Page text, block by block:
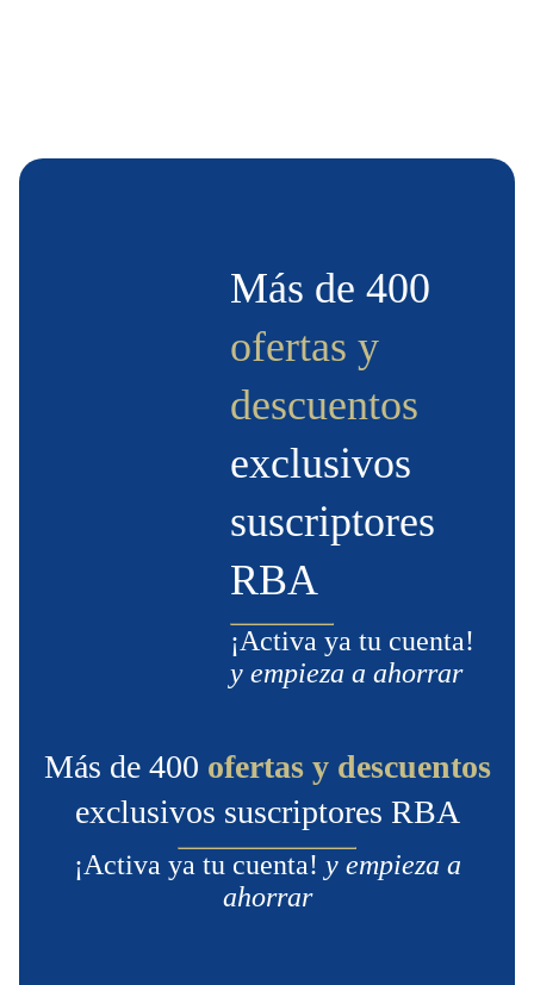
Más de 400
ofertas y
descuentos
exclusivos
suscriptores
RBA
¡Activa ya tu cuenta!
y empieza a ahorrar
Más de 400 ofertas y descuentos
exclusivos suscriptores RBA
¡Activa ya tu cuenta! y empieza a
ahorrar